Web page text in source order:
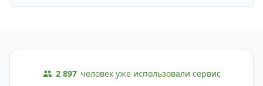
2 897 человек уже использовали сервис